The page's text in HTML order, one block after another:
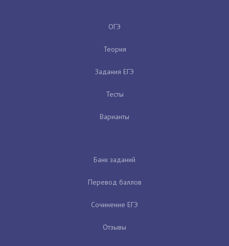
ОГЭ
Теория
Задания ЕГЭ
Тесты
Варианты
Банк заданий
Перевод баллов
Сочинение ЕГЭ
Отзывы